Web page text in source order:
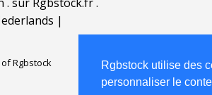
Rgbstock utilise des
personnaliser le
. sur Rgbstock.fr.
|
Rgbstock